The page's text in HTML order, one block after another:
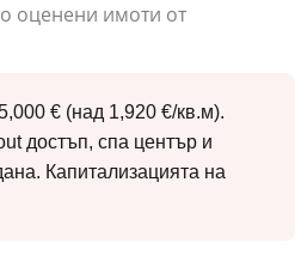
оценени имоти от
€ (над 1,920 €/кв.м).
достъп, спа център и
Капитализацията на